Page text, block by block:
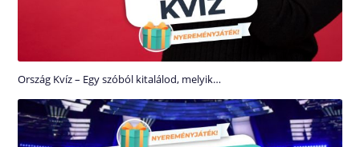
Ország Kvíz – Egy szóból kitalálod, melyik…